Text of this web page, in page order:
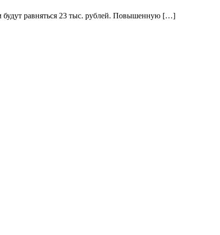
будут равняться 23 тыс. рублей. Повышенную […]